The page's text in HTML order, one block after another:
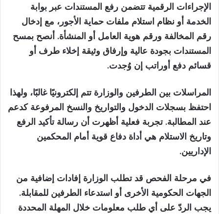
الإجراءات الرقمية تتضمن رفع المستندات عبر بوابة
الخدمة أو نظام استلام ملفات حماية الأجور، مع إدخال
رقم المخالفة ورقم هوية العامل أو المنشأة. أنصح بمسح
المستندات بجودة عالية وإرفاق وثيقة إخلاء طرف أو
قسائم دفع أوراتب إن وُجدت.
المراسلات بين الطرفين والوزارة تتم إلكترونيًا غالبًا، ولهذا
احتفظ بسجلات الدخول والتواريخ والنسخ المرفوعة كدعم
عند المطالبة. تجربة فعلية أظهرت أن رسالة تأكيد الرفع
وتاريخ الاستلام هي أداة دفاع قوية أمام المحكمين
الإداريين.
في مرحلة الفحص قد تطلب الوزارة إفادات إضافية من
الجهات الحكومية الأخرى أو استدعاء الطرفين للمقابلة.
يجب الردّ على أي طلب معلومات خلال المهلة المحددة